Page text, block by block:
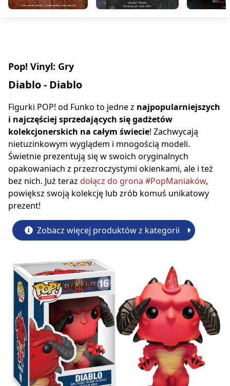
Pop! Vinyl: Gry
Diablo - Diablo
Figurki POP! od Funko to jedne z najpopularniejszych
i najczęściej sprzedających się gadżetów
kolekcjonerskich na całym świecie! Zachwycają
nietuzinkowym wyglądem i mnogością modeli.
Świetnie prezentują się w swoich oryginalnych
opakowaniach z przezroczystymi okienkami, ale i też
bez nich. Już teraz dołącz do grona #PopManiaków,
powiększ swoją kolekcję lub zrób komuś unikatowy
prezent!
Zobacz więcej produktów z kategorii